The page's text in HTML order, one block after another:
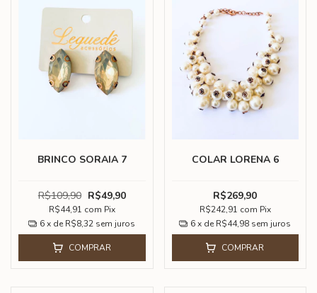
BRINCO SORAIA 7
R$109,90 R$49,90
R$44,91 com Pix
6 x de R$8,32 sem juros
COMPRAR
COLAR LORENA 6
R$269,90
R$242,91 com Pix
6 x de R$44,98 sem juros
COMPRAR